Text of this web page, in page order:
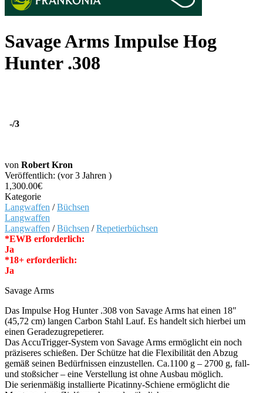
Savage Arms Impulse Hog
Hunter .308
-/3
von Robert Kron
Veröffentlich: (vor 3 Jahren )
1,300.00€
Kategorie
Langwaffen /Büchsen
Langwaffen
Langwaffen /Büchsen /Repetierbüchsen
*EWB erforderlich:
Ja
*18+ erforderlich:
Ja
Savage Arms
Das Impulse Hog Hunter .308 von Savage Arms hat einen 18″
(45,72 cm) langen Carbon Stahl Lauf. Es handelt sich hierbei um
einen Geradezugrepetierer.
Das AccuTrigger-System von Savage Arms ermöglicht ein noch
präziseres schießen. Der Schütze hat die Flexibilität den Abzug
gemäß seinen Bedürfnissen einzustellen. Ca.1100 g – 2700 g, fall-
und stoßsicher – eine Verstellung ist ohne Ausbau möglich.
Die serienmäßig installierte Picatinny-Schiene ermöglicht die